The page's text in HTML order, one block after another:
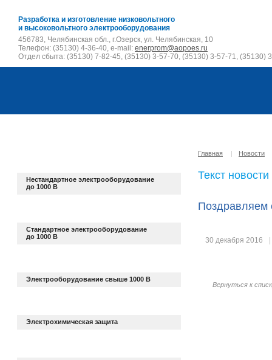
Разработка и изготовление низковольтного
и высоковольтного электрооборудования
456783, Челябинская обл., г.Озерск, ул. Челябинская, 10
Телефон: (35130) 4-36-40, e-mail: enerprom@aopoes.ru
Отдел сбыта: (35130) 7-82-45, (35130) 3-57-70, (35130) 3-57-71, (35130)
Нестандартное электрооборудование
до 1000 В
Стандартное электрооборудование
до 1000 В
Электрооборудование свыше 1000 В
Электрохимическая защита
Главная | Новости
Текст новости
Поздравляем
30 декабря 2016
Вернуться к